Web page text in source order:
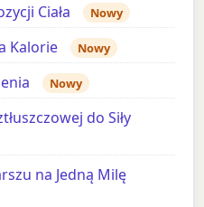
Ciała
Nowy
Kalorie Nowy
Nowy
do Siły
na Jedną Milę